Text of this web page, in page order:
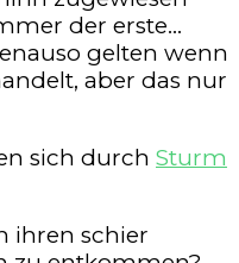
der erste…
gelten wenn
aber das nur
sich durch Sturm
ihren schier